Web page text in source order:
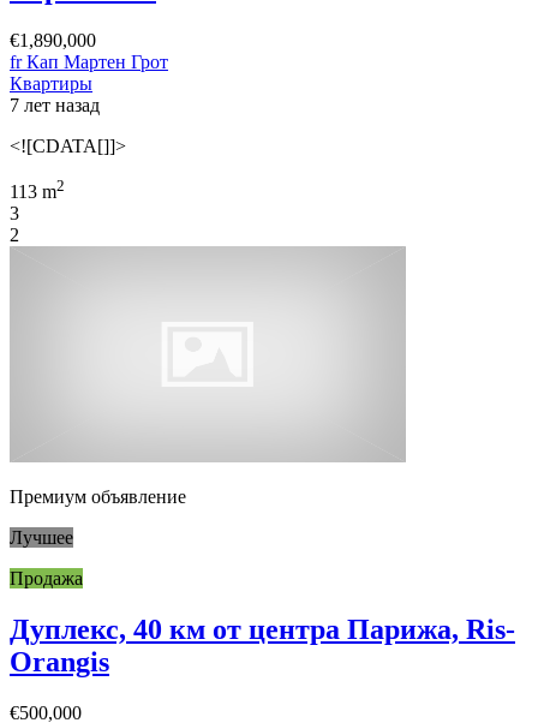
€1,890,000
fr Кап Мартен Грот
Квартиры
7 лет назад
<![CDATA[]]>
113 m2
3
2
Премиум объявление
Лучшее
Продажа
Дуплекс, 40 км от центра Парижа, Ris-
Orangis
€500,000